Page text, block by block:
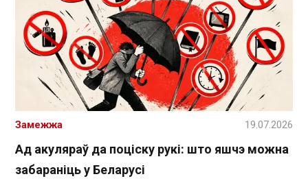
Ад акуляраў да поціску рукі: што яшчэ можна
забараніць у Беларусі
Замежжа 19.07.2026